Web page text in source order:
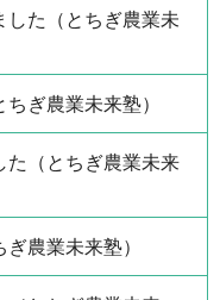
した（とちぎ農業未
ぎ農業未来塾）
た（とちぎ農業未来
農業未来塾）